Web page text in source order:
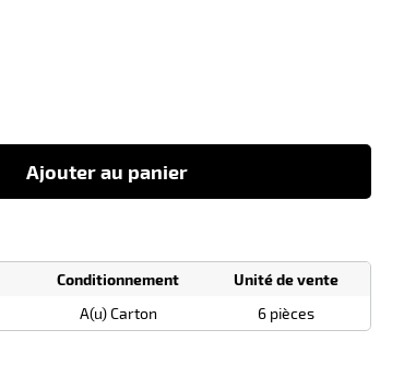
Ajouter au panier
Conditionnement
Unité de vente
A(u) Carton 6 pièces